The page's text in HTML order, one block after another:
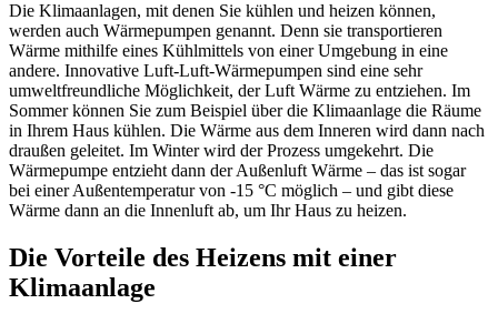
Die Klimaanlagen, mit denen Sie kühlen und heizen können,
werden auch Wärmepumpen genannt. Denn sie transportieren
Wärme mithilfe eines Kühlmittels von einer Umgebung in eine
andere. Innovative Luft-Luft-Wärmepumpen sind eine sehr
umweltfreundliche Möglichkeit, der Luft Wärme zu entziehen. Im
Sommer können Sie zum Beispiel über die Klimaanlage die Räume
in Ihrem Haus kühlen. Die Wärme aus dem Inneren wird dann nach
draußen geleitet. Im Winter wird der Prozess umgekehrt. Die
Wärmepumpe entzieht dann der Außenluft Wärme – das ist sogar
bei einer Außentemperatur von -15 °C möglich – und gibt diese
Wärme dann an die Innenluft ab, um Ihr Haus zu heizen.
Die Vorteile des Heizens mit einer
Klimaanlage